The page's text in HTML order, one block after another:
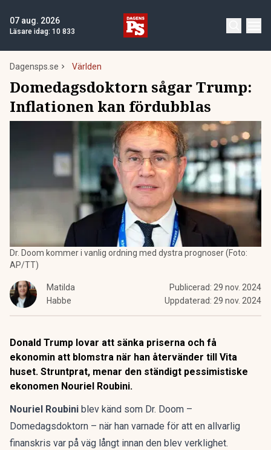
07 aug. 2026
Läsare idag: 10 833
Dagensps.se Världen
Domedagsdoktorn sågar Trump:
Inflationen kan fördubblas
Dr. Doom kommer i vanlig ordning med dystra prognoser (Foto:
AP/TT)
Matilda
Habbe
Publicerad: 29 nov. 2024
Uppdaterad: 29 nov. 2024
Donald Trump lovar att sänka priserna och få
ekonomin att blomstra när han återvänder till Vita
huset. Struntprat, menar den ständigt pessimistiske
ekonomen Nouriel Roubini.
Nouriel Roubini blev känd som Dr. Doom –
Domedagsdoktorn – när han varnade för att en allvarlig
finanskris var på väg långt innan den blev verklighet.